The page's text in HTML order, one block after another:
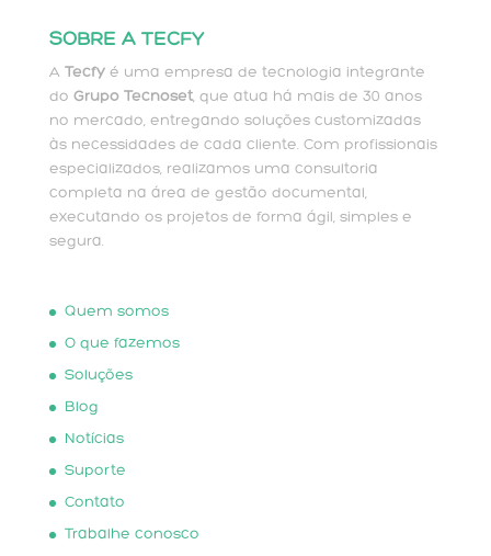
SOBRE A TECFY
A Tecfyé uma empresa de tecnologia integrante
do Grupo Tecnoset, que atua há mais de 30 anos
no mercado, entregando soluções customizadas
às necessidades de cada cliente. Com profissionais
especializados, realizamos uma consultoria
completa na área de gestão documental,
executando os projetos de forma ágil, simples e
segura.
Quem somos
O que fazemos
Soluções
Blog
Notícias
Suporte
Contato
Trabalhe conosco